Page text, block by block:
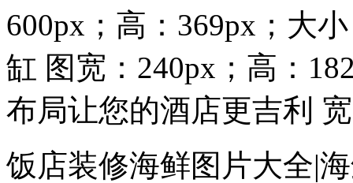
600px；高：369px；大
缸 图宽：240px；高：
布局让您的酒店更吉利
饭店装修海鲜图片大全|